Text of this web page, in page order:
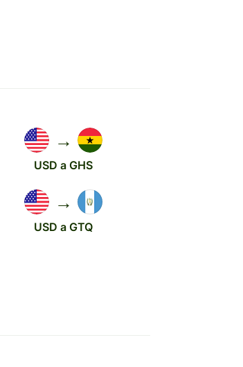
→
USD a GHS
→
USD a GTQ